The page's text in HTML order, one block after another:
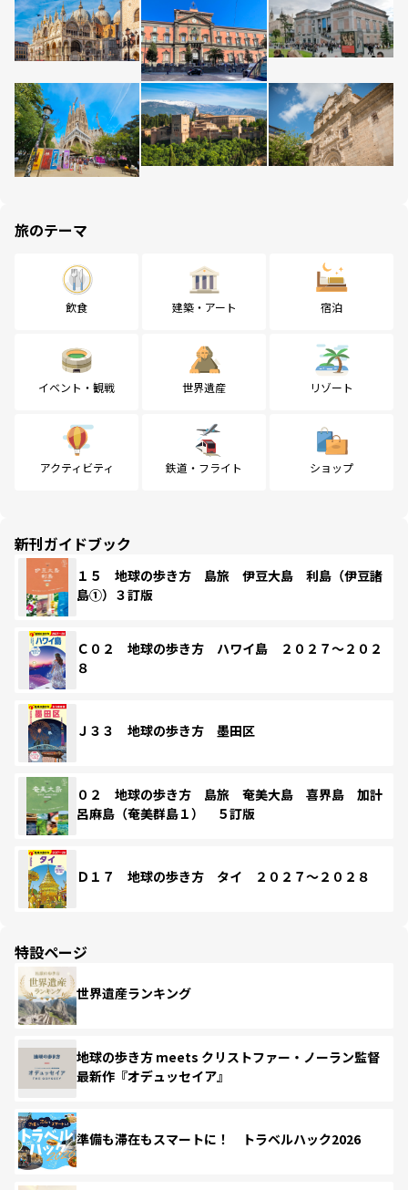
旅のテーマ
飲食 建築・アート 宿泊
イベント・観戦 世界遺産 リゾート
アクティビティ 鉄道・フライト ショップ
新刊ガイドブック
１５ 地球の歩き方 島旅 伊豆大島 利島（伊豆諸
島①）３訂版
Ｃ０２ 地球の歩き方 ハワイ島 ２０２７～２０２
８
Ｊ３３ 地球の歩き方 墨田区
０２ 地球の歩き方 島旅 奄美大島 喜界島 加計
呂麻島（奄美群島１） ５訂版
Ｄ１７ 地球の歩き方 タイ ２０２７～２０２８
特設ページ
世界遺産ランキング
地球の歩き方 meets クリストファー・ノーラン監督
最新作『オデュッセイア』
準備も滞在もスマートに！ トラベルハック2026